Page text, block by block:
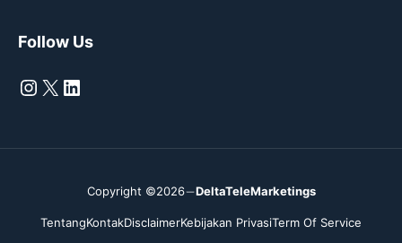
Follow Us
Instagram
X LinkedIn
Copyright ©2026 DeltaTeleMarketings
TentangKontakDisclaimerKebijakan PrivasiTerm Of Service